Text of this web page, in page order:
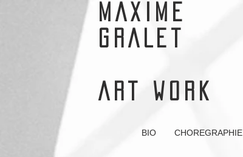
MAXIME
GRALET
ART WORK
BIO CHOREGRAPHIE